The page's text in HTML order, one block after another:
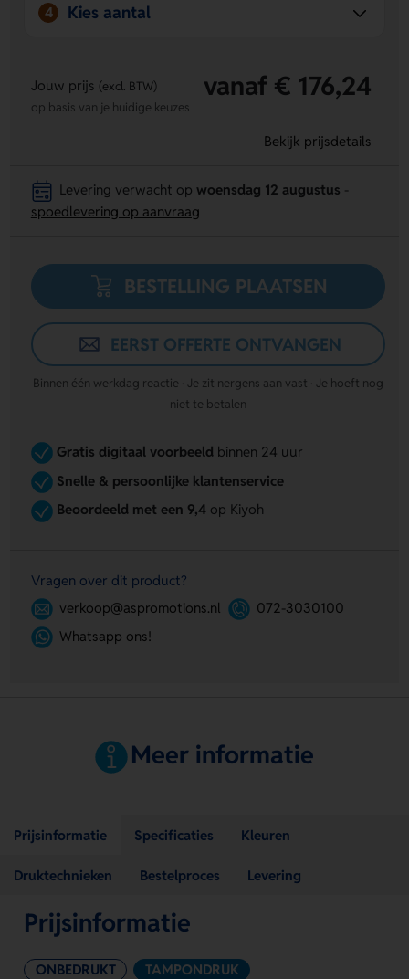
4 Kies aantal
Jouw prijs (excl. BTW) vanaf € 176,24
op basis van je huidige keuzes
Bekijk prijsdetails
Levering verwacht op woensdag 12 augustus
spoedlevering op aanvraag
BESTELLING PLAATSEN
EERST OFFERTE ONTVANGEN
Binnen één werkdag reactie · Je zit nergens aan vast · Je hoeft nog
niet te betalen
Gratis digitaal voorbeeld binnen 24 uur
Snelle & persoonlijke klantenservice
Beoordeeld met een 9,4op Kiyoh
Vragen over dit product?
verkoop@aspromotions.nl
072-3030100
Whatsapp ons!
Meer informatie
Prijsinformatie Specificaties Kleuren
Druktechnieken Bestelproces Levering
Prijsinformatie
ONBEDRUKT TAMPONDRUK